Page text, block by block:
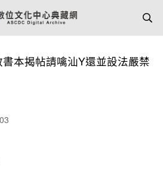
本揭帖請噙汕Y還並設法嚴禁